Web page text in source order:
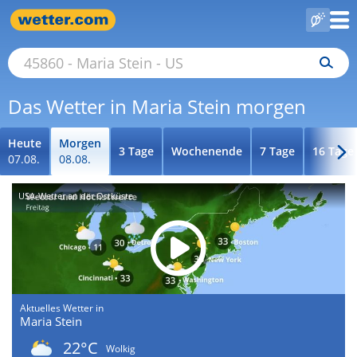
Das Wetter in Maria Stein morgen
Heute
07.08.
Morgen
08.08.
3 Tage Wochenende 7 Tage 16 Tage
USA-Wetter an der Ostküste
Aktuelles Wetter in
Maria Stein
22°C
Wolkig